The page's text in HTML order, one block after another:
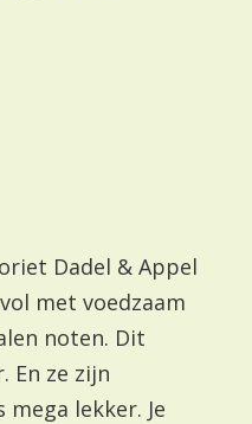
Dadel & Appel
met voedzaam
noten. Dit
En ze zijn
lekker. Je